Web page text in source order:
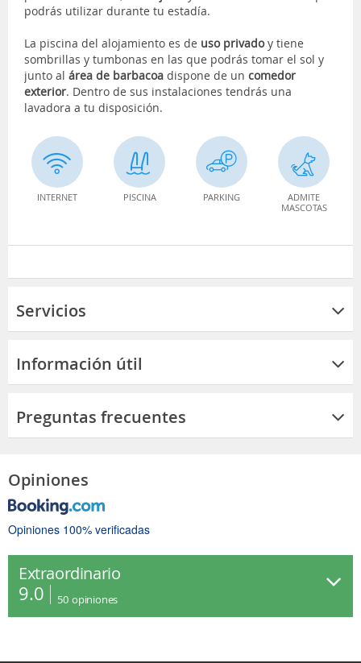
podrás utilizar durante tu estadía.
La piscina del alojamiento es de uso privadoy tiene
sombrillas y tumbonas en las que podrás tomar el sol y
junto al área de barbacoa dispone de un comedor
exterior. Dentro de sus instalaciones tendrás una
lavadora a tu disposición.
INTERNET PISCINA PARKING
ADMITE
MASCOTAS
Servicios
Información útil
Preguntas frecuentes
Opiniones
Opiniones 100% verificadas
Extraordinario
9.0 50 opiniones